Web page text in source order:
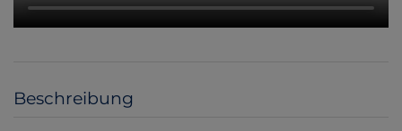
Beschreibung